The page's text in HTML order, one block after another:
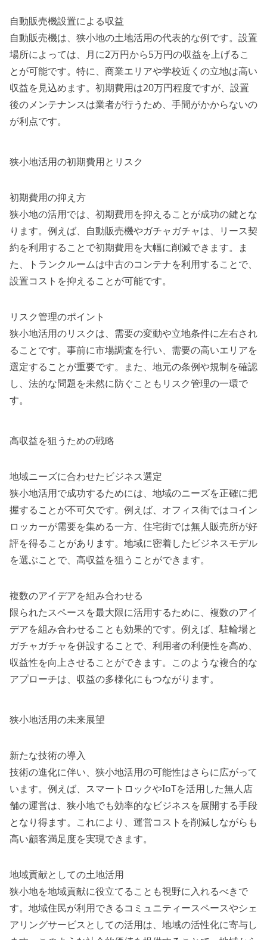
自動販売機設置による収益
自動販売機は、狭小地の土地活用の代表的な例です。設置
場所によっては、月に2万円から5万円の収益を上げるこ
とが可能です。特に、商業エリアや学校近くの立地は高い
収益を見込めます。初期費用は20万円程度ですが、設置
後のメンテナンスは業者が行うため、手間がかからないの
が利点です。
狭小地活用の初期費用とリスク
初期費用の抑え方
狭小地の活用では、初期費用を抑えることが成功の鍵とな
ります。例えば、自動販売機やガチャガチャは、リース契
約を利用することで初期費用を大幅に削減できます。ま
た、トランクルームは中古のコンテナを利用することで、
設置コストを抑えることが可能です。
リスク管理のポイント
狭小地活用のリスクは、需要の変動や立地条件に左右され
ることです。事前に市場調査を行い、需要の高いエリアを
選定することが重要です。また、地元の条例や規制を確認
し、法的な問題を未然に防ぐこともリスク管理の一環で
す。
高収益を狙うための戦略
地域ニーズに合わせたビジネス選定
狭小地活用で成功するためには、地域のニーズを正確に把
握することが不可欠です。例えば、オフィス街ではコイン
ロッカーが需要を集める一方、住宅街では無人販売所が好
評を得ることがあります。地域に密着したビジネスモデル
を選ぶことで、高収益を狙うことができます。
複数のアイデアを組み合わせる
限られたスペースを最大限に活用するために、複数のアイ
デアを組み合わせることも効果的です。例えば、駐輪場と
ガチャガチャを併設することで、利用者の利便性を高め、
収益性を向上させることができます。このような複合的な
アプローチは、収益の多様化にもつながります。
狭小地活用の未来展望
新たな技術の導入
技術の進化に伴い、狭小地活用の可能性はさらに広がって
います。例えば、スマートロックやIoTを活用した無人店
舗の運営は、狭小地でも効率的なビジネスを展開する手段
となり得ます。これにより、運営コストを削減しながらも
高い顧客満足度を実現できます。
地域貢献としての土地活用
狭小地を地域貢献に役立てることも視野に入れるべきで
す。地域住民が利用できるコミュニティースペースやシェ
アリングサービスとしての活用は、地域の活性化に寄与し